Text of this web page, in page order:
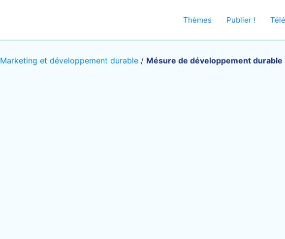
Thèmes Publier !
Marketing et développement durable / Mésure de développement durable